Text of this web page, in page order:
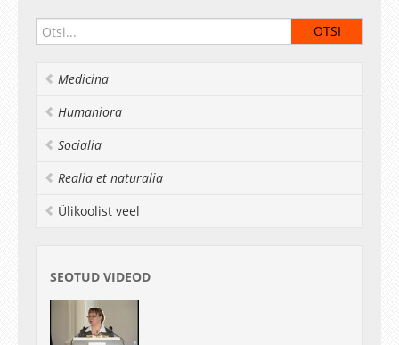
Medicina
Humaniora
Socialia
Realia et naturalia
Ülikoolist veel
SEOTUD VIDEOD